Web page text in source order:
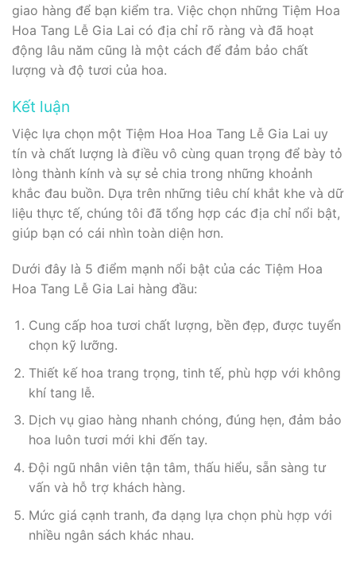
giao hàng để bạn kiểm tra. Việc chọn những Tiệm Hoa
Hoa Tang Lễ Gia Lai có địa chỉ rõ ràng và đã hoạt
động lâu năm cũng là một cách để đảm bảo chất
lượng và độ tươi của hoa.
Kết luận
Việc lựa chọn một Tiệm Hoa Hoa Tang Lễ Gia Lai uy
tín và chất lượng là điều vô cùng quan trọng để bày tỏ
lòng thành kính và sự sẻ chia trong những khoảnh
khắc đau buồn. Dựa trên những tiêu chí khắt khe và dữ
liệu thực tế, chúng tôi đã tổng hợp các địa chỉ nổi bật,
giúp bạn có cái nhìn toàn diện hơn.
Dưới đây là 5 điểm mạnh nổi bật của các Tiệm Hoa
Hoa Tang Lễ Gia Lai hàng đầu:
Cung cấp hoa tươi chất lượng, bền đẹp, được tuyển
chọn kỹ lưỡng.
Thiết kế hoa trang trọng, tinh tế, phù hợp với không
khí tang lễ.
Dịch vụ giao hàng nhanh chóng, đúng hẹn, đảm bảo
hoa luôn tươi mới khi đến tay.
Đội ngũ nhân viên tận tâm, thấu hiểu, sẵn sàng tư
vấn và hỗ trợ khách hàng.
Mức giá cạnh tranh, đa dạng lựa chọn phù hợp với
nhiều ngân sách khác nhau.